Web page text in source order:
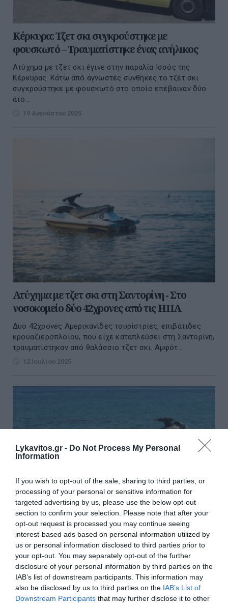
Lykavitos.gr - Do Not Process My Personal
Information
If you wish to opt-out of the sale, sharing to third parties, or
processing of your personal or sensitive information for
targeted advertising by us, please use the below opt-out
section to confirm your selection. Please note that after your
opt-out request is processed you may continue seeing
interest-based ads based on personal information utilized by
us or personal information disclosed to third parties prior to
your opt-out. You may separately opt-out of the further
disclosure of your personal information by third parties on the
IAB’s list of downstream participants. This information may
also be disclosed by us to third parties on the IAB’s List of
Downstream Participants that may further disclose it to other
Κέρκυρα: Τζετ σκι συγκρούστηκε με
φουσκωτό – Τραυματίστηκε ένας ανήλικος
Ατύχημα με τζετ σκι έγινε στην παραλία Ισσός της
Κέρκυρας. Κάτω από άγνωστες συνθήκες το τζετ σκι
συγκρούστηκε με φουσκωτό στο οποίο επέβαιναν δύο
άτο...
19 Αυγούστου 2025
Ατύχημα με τζετ σκι στη Σαντορίνη - Στο
νοσοκομείο δύο 42χρονες από τις ΗΠΑ
Δυο 42χρονες Αμερικανίδες τουρίστριες, επιβάτιδες
κρουαζιεροπλοίου, που είχε καταπλεύσει στη Σαντορίνη,
τραυματίστηκαν από θαλάσσιο τζετ σκι. Αμφότ...
12 Ιουλίου 2025
Εύβοια: Αγνοείται 19χρονος που έκανε βόλτα
με τζετ σκι
Σε εξέλιξη βρίσκονται έρευνες για τον εντοπισμό ενός
19χρονου, ο οποίος έκανε βόλτα με τζετ σκι σε
θαλάσσια περιοχή στα Βασιλικά της Εύβοιας. Οι έρ...